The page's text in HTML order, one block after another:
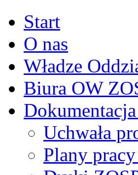
Start
O nas
Władze
Biura OW
Uchwała
Plany